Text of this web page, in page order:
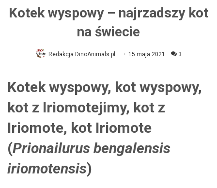
Kotek wyspowy – najrzadszy kot
na świecie
Redakcja DinoAnimals.pl 15 maja 2021 3
Kotek wyspowy, kot wyspowy,
kot z Iriomotejimy, kot z
Iriomote, kot Iriomote
(Prionailurus bengalensis
iriomotensis)